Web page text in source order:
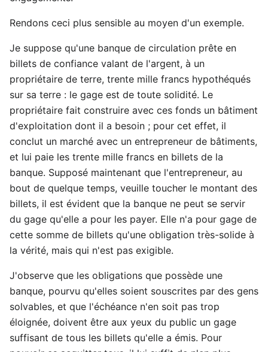
Rendons ceci plus sensible au moyen d'un exemple.
Je suppose qu'une banque de circulation prête en
billets de confiance valant de l'argent, à un
propriétaire de terre, trente mille francs hypothéqués
sur sa terre : le gage est de toute solidité. Le
propriétaire fait construire avec ces fonds un bâtiment
d'exploitation dont il a besoin ; pour cet effet, il
conclut un marché avec un entrepreneur de bâtiments,
et lui paie les trente mille francs en billets de la
banque. Supposé maintenant que l'entrepreneur, au
bout de quelque temps, veuille toucher le montant des
billets, il est évident que la banque ne peut se servir
du gage qu'elle a pour les payer. Elle n'a pour gage de
cette somme de billets qu'une obligation très-solide à
la vérité, mais qui n'est pas exigible.
J'observe que les obligations que possède une
banque, pourvu qu'elles soient souscrites par des gens
solvables, et que l'échéance n'en soit pas trop
éloignée, doivent être aux yeux du public un gage
suffisant de tous les billets qu'elle a émis. Pour